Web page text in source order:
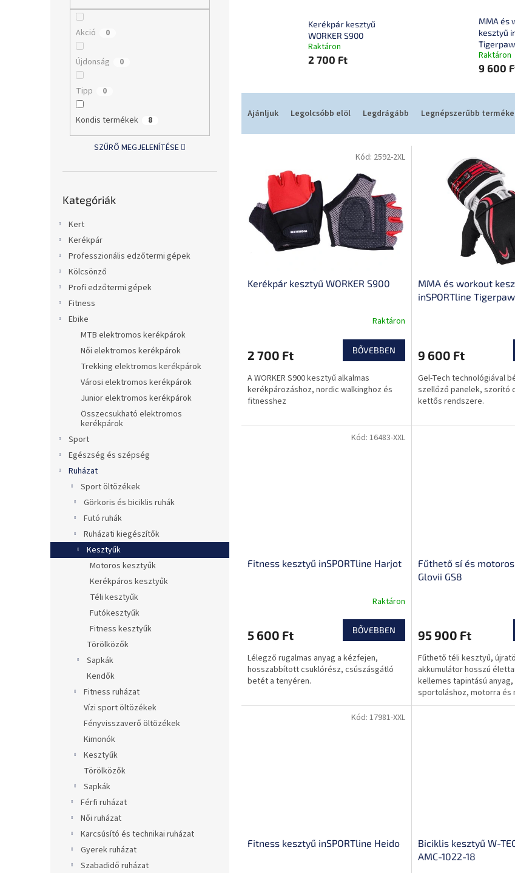
Akció 0
Újdonság 0
Tipp 0
Kondis termékek 8
SZŰRŐ MEGJELENÍTÉSE
átugrása
Kategóriák
Kert
Kerékpár
Professzionális edzőtermi gépek
Kölcsönző
Profi edzőtermi gépek
Fitness
Ebike
MTB elektromos kerékpárok
Női elektromos kerékpárok
Trekking elektromos kerékpárok
Városi elektromos kerékpárok
Junior elektromos kerékpárok
Összecsukható elektromos
kerékpárok
Sport
Egészség és szépség
Ruházat
Sport öltözékek
Görkoris és biciklis ruhák
Futó ruhák
Ruházati kiegészítők
Kesztyűk
Motoros kesztyűk
Kerékpáros kesztyűk
Téli kesztyűk
Futókesztyűk
Fitness kesztyűk
Törölközők
Sapkák
Kendők
Fitness ruházat
Vízi sport öltözékek
Fényvisszaverő öltözékek
Kimonók
Kesztyűk
Törölközők
Sapkák
Férfi ruházat
Női ruházat
Karcsúsító és technikai ruházat
Gyerek ruházat
Szabadidő ruházat
Kerékpár kesztyű
WORKER S900
Raktáron
2 700 Ft
MMA és
kesztyű
Tigerpaw
Raktáron
9 600
Ajánljuk Legolcsóbb elöl Legdrágább Legnépszerűbb
Kerékpár kesztyű WORKER S900
Raktáron
2 700 Ft BŐVEBBEN
A WORKER S900 kesztyű alkalmas
kerékpározáshoz, nordic walkinghoz és
fitnesshez
Kód: 2592-2XL
MMA és workout
inSPORTline Tigerpaw
9 600 Ft
Gel-Tech technológiával
szellőző panelek, szorító
kettős rendszere.
Fitness kesztyű inSPORTline Harjot
Raktáron
5 600 Ft BŐVEBBEN
Lélegző rugalmas anyag a kézfejen,
hosszabbított csuklórész, csúszásgátló
betét a tenyéren.
Kód: 16483-XXL
Fűthető sí és
Glovii GS8
95 900 Ft
Fűthető téli kesztyű,
akkumulátor hosszú
kellemes tapintású
sportoláshoz, motorra és
viselésre is egyaránt
Fitness kesztyű inSPORTline Heido
Kód: 17981-XXL
Biciklis kesztyű W-
AMC-1022-18